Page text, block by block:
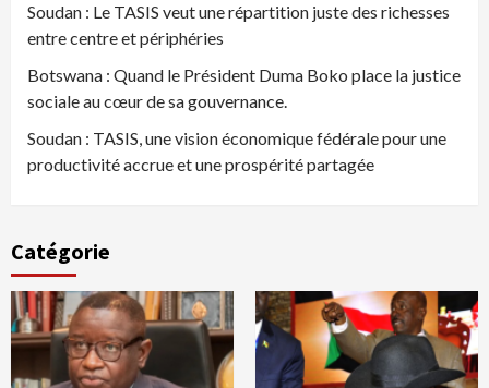
Soudan : Le TASIS veut une répartition juste des richesses
entre centre et périphéries
Botswana : Quand le Président Duma Boko place la justice
sociale au cœur de sa gouvernance.
Soudan : TASIS, une vision économique fédérale pour une
productivité accrue et une prospérité partagée
Catégorie